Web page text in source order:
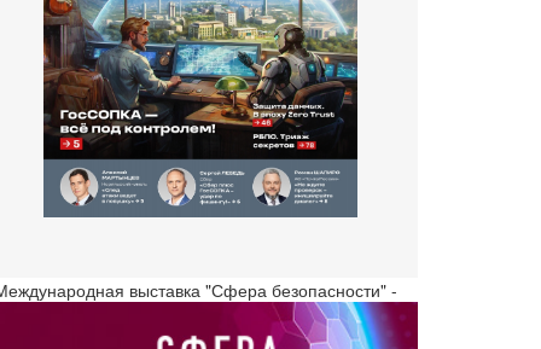
выставка "Сфера безопасности" -